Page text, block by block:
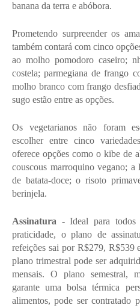
banana da terra e abóbora.
Prometendo surpreender os
também contará com cinco
ao molho pomodoro caseiro;
costela; parmegiana de frango
molho branco com frango
sugo estão entre as opções.
Os vegetarianos não foram
escolher entre cinco
oferece opções como o kibe de
couscous marroquino vegano;
de batata-doce; o risoto
berinjela.
Assinatura - Ideal para todos
praticidade, o plano de
refeições sai por R$279, R$539
plano trimestral pode ser
mensais. O plano semestral,
garante uma bolsa térmica
alimentos, pode ser contratado